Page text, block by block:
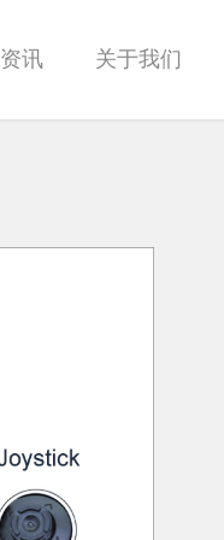
资讯 关于我们